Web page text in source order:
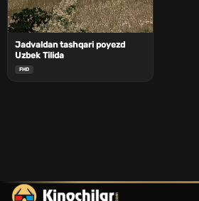
Jadvaldan tashqari poyezd
Uzbek Tilida
FHD